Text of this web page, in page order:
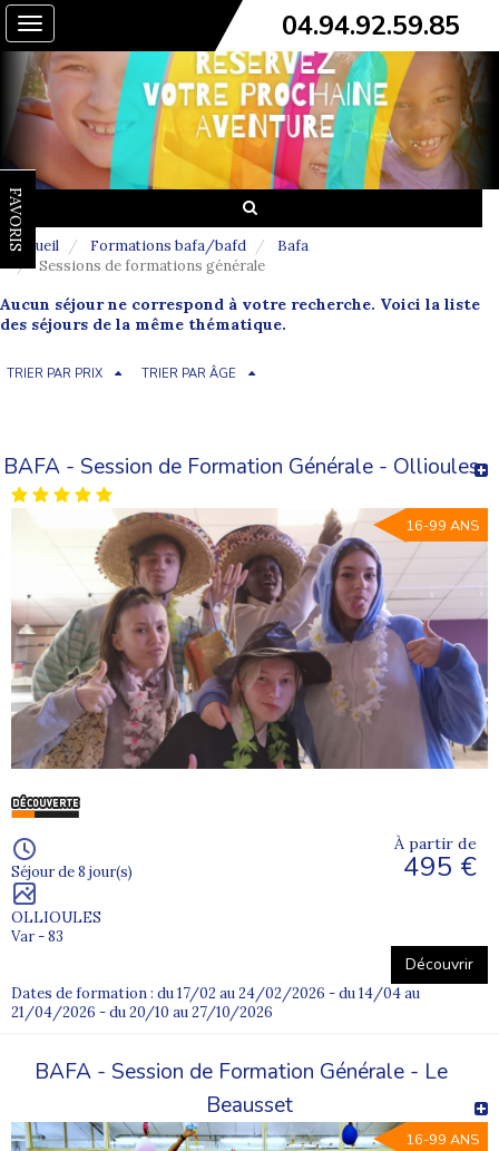
Toggle
navigation
04.94.92.59.85
FAVORIS
Accueil Formations bafa/bafd
Bafa
Sessions de formations générale
Aucun séjour ne correspond à votre recherche. Voici la liste
des séjours de la même thématique.
TRIER PAR PRIX TRIER PAR ÂGE
BAFA - Session de Formation Générale - Ollioules
16-99 ANS
Séjour de 8 jour(s)
OLLIOULES
Var - 83
À partir de
495 €
Découvrir
Dates de formation : du 17/02 au 24/02/2026 - du 14/04 au
21/04/2026 - du 20/10 au 27/10/2026
BAFA - Session de Formation Générale - Le
Beausset
16-99 ANS